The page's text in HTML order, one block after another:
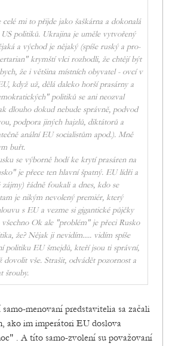
celé mi to přijde jako šaškárna a dokonalá
politiků. Ukrajina je uměle vytvořený
a východ je nějaký (spíše ruský a pro-
krymští vlci rozhodli, že chtějí být
že i většina místních obyvatel - ovcí v
když už, dělá daleko horší prasárny a
politiků se ani neozval
dlouho dokud nebude správně, podvod
podpora jiných hajzlů, diktátorů a
anální EU socialistům apod.). Mně
buřt.
se výborně hodí ke krytí prasáren na
je přece ten hlavní špatný. EU lídři a
řádně foukali a dnes, kdo se
je nikým nevolený premiér, který
s EU a vezme si gigantické půjčky
Ok ale "problém" je přeci Rusko
že? Nějak ji nevidím..... vidím spíše
politiku EU šmejdů, kteří jsou ti správní,
vše. Strašit, odvádět pozornost a
šrouby.
menovaní predstavitelia sa začali
ako im imperátori EU doslova
. A títo samo-zvolení su považovaní